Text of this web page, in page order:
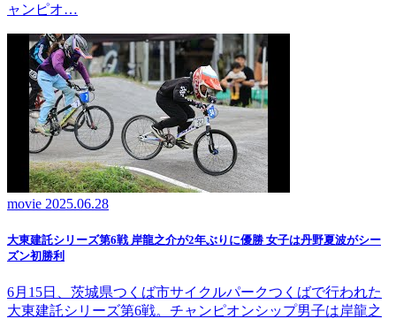
ャンピオ…
movie 2025.06.28
大東建託シリーズ第6戦 岸龍之介が2年ぶりに優勝 女子は丹野夏波がシー
ズン初勝利
6月15日、茨城県つくば市サイクルパークつくばで行われた
大東建託シリーズ第6戦。チャンピオンシップ男子は岸龍之